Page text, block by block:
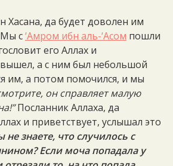
Хасана, да будет доволен им
с‘Амром ибн аль-‘Асом пошли
его Аллах и
а с ним был небольшой
им, а потом помочился, и мы
он справляет малую
Посланник Аллаха, да
и приветствует, услышал это
не знаете, что случилось с
Если моча попадала у